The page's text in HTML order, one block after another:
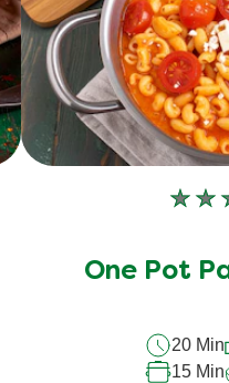
One Pot
20 Min
15 Min